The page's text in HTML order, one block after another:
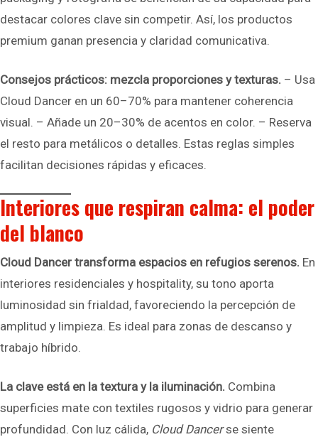
destacar colores clave sin competir. Así, los productos
premium ganan presencia y claridad comunicativa.
Consejos prácticos: mezcla proporciones y texturas. – Usa
Cloud Dancer en un 60–70% para mantener coherencia
visual. – Añade un 20–30% de acentos en color. – Reserva
el resto para metálicos o detalles. Estas reglas simples
facilitan decisiones rápidas y eficaces.
Interiores que respiran calma: el poder
del blanco
Cloud Dancer transforma espacios en refugios serenos. En
interiores residenciales y hospitality, su tono aporta
luminosidad sin frialdad, favoreciendo la percepción de
amplitud y limpieza. Es ideal para zonas de descanso y
trabajo híbrido.
La clave está en la textura y la iluminación. Combina
superficies mate con textiles rugosos y vidrio para generar
profundidad. Con luz cálida, Cloud Dancerse siente